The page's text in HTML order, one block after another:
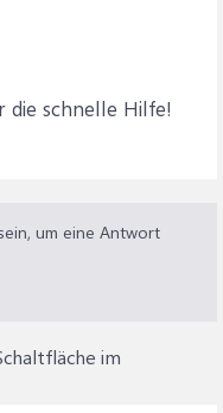
die schnelle Hilfe!
um eine Antwort
im